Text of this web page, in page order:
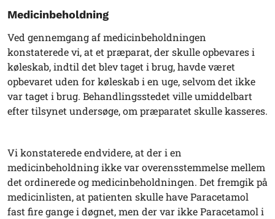
Medicinbeholdning
Ved gennemgang af medicinbeholdningen
konstaterede vi, at et præparat, der skulle opbevares i
køleskab, indtil det blev taget i brug, havde været
opbevaret uden for køleskab i en uge, selvom det ikke
var taget i brug. Behandlingsstedet ville umiddelbart
efter tilsynet undersøge, om præparatet skulle kasseres.
Vi konstaterede endvidere, at der i en
medicinbeholdning ikke var overensstemmelse mellem
det ordinerede og medicinbeholdningen. Det fremgik på
medicinlisten, at patienten skulle have Paracetamol
fast fire gange i døgnet, men der var ikke Paracetamol i